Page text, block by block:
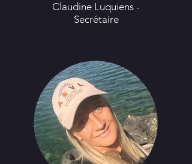
Claudine Luquiens -
Secrétaire